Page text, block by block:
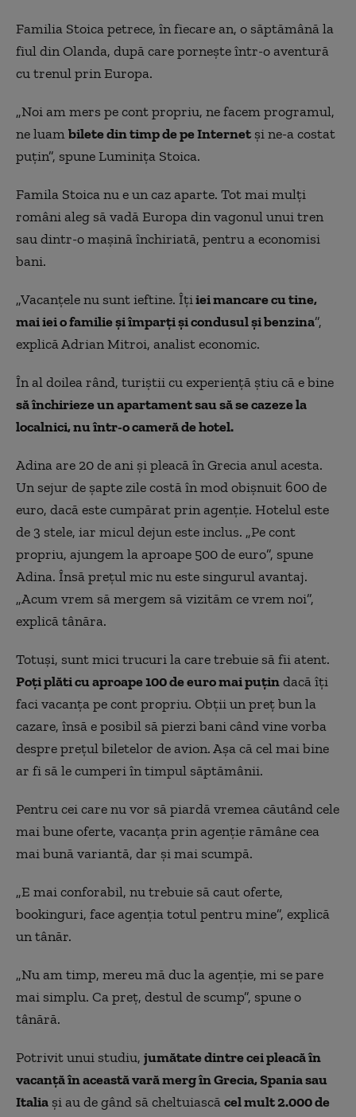
Familia Stoica petrece, în fiecare an, o săptămână la
fiul din Olanda, după care porneşte într-o aventură
cu trenul prin Europa.
„Noi am mers pe cont propriu, ne facem programul,
ne luambilete din timp de pe Internet și ne-a costat
puțin”, spune Luminița Stoica.
Famila Stoica nu e un caz aparte. Tot mai mulţi
români aleg să vadă Europa din vagonul unui tren
sau dintr-o maşină închiriată, pentru a economisi
bani.
„Vacanțele nu sunt ieftine. Îțiiei mancare cu tine,
mai iei o familie și împarți și condusul și benzina”,
explică Adrian Mitroi, analist economic.
În al doilea rând, turiştii cu experienţă ştiu că e bine
să închirieze un apartament sau să se cazeze la
localnici, nu într-o cameră de hotel.
Adina are 20 de ani şi pleacă în Grecia anul acesta.
Un sejur de șapte zile costă în mod obişnuit 600 de
euro, dacă este cumpărat prin agenţie. Hotelul este
de 3 stele, iar micul dejun este inclus. „Pe cont
propriu, ajungem la aproape 500 de euro”, spune
Adina. Însă preţul mic nu este singurul avantaj.
„Acum vrem să mergem să vizităm ce vrem noi”,
explică tânăra.
Totuşi, sunt mici trucuri la care trebuie să fii atent.
Poți plăti cu aproape 100 de euro mai puțindacă îți
faci vacanța pe cont propriu. Obții un preț bun la
cazare, însă e posibil să pierzi bani când vine vorba
despre prețul biletelor de avion. Așa că cel mai bine
ar fi să le cumperi în timpul săptămânii.
Pentru cei care nu vor să piardă vremea căutând cele
mai bune oferte, vacanţa prin agenţie rămâne cea
mai bună variantă, dar şi mai scumpă.
„E mai conforabil, nu trebuie să caut oferte,
bookinguri, face agenția totul pentru mine”, explică
un tânăr.
„Nu am timp, mereu mă duc la agenție, mi se pare
mai simplu. Ca preț, destul de scump”, spune o
tânără.
Potrivit unui studiu, jumătate dintre cei pleacă în
vacanţă în această vară merg în Grecia, Spania sau
Italia şi au de gând să cheltuiascăcel mult 2.000 de